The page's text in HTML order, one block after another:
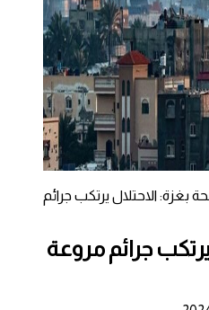
بغزة: الاحتلال يرتكب جرائم
جرائم مروعة